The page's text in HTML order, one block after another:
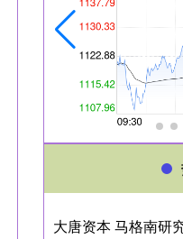
大唐资本 马格南研